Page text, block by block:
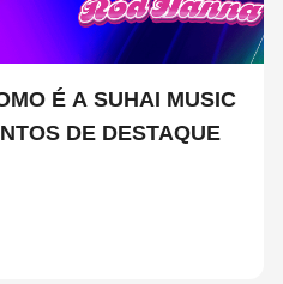
É A SUHAI MUSIC
DE DESTAQUE